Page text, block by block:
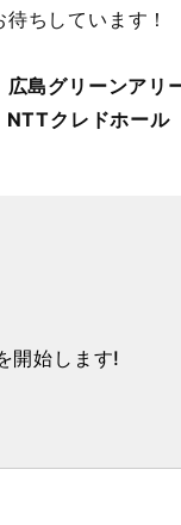
ちしています！
広島グリーンアリ
NTTクレドホール
開始します!